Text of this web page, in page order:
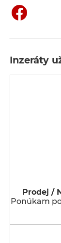
Inzeráty
Prodej /
Ponúkam